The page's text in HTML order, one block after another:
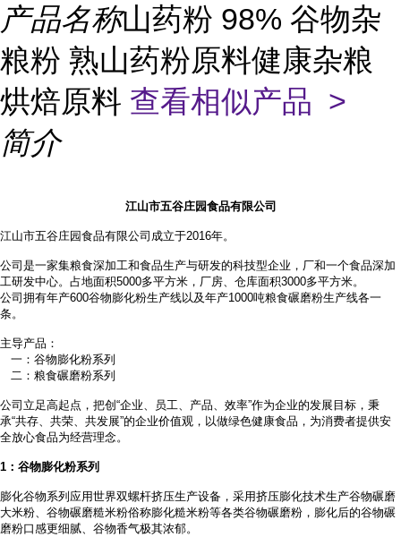
产品名称山药粉 98% 谷物杂
粮粉 熟山药粉原料健康杂粮
烘焙原料 查看相似产品 >
简介
江山市五谷庄园食品有限公司
江山市五谷庄园食品有限公司成立于2016年。
公司是一家集粮食深加工和食品生产与研发的科技型企业，厂和一个食品深加
工研发中心。占地面积5000多平方米，厂房、仓库面积3000多平方米。
公司拥有年产600谷物膨化粉生产线以及年产1000吨粮食碾磨粉生产线各一
条。
主导产品：
一：谷物膨化粉系列
二：粮食碾磨粉系列
公司立足高起点，把创 “企业、员工、产品、效率”作为企业的发展目标，秉
承“共存、共荣、共发展”的企业价值观，以做绿色健康食品，为消费者提供安
全放心食品为经营理念。
1 ：谷物膨化粉系列
膨化谷物系列应用世界双螺杆挤压生产设备，采用挤压膨化技术生产谷物碾磨
大米粉、谷物碾磨糙米粉俗称膨化糙米粉等各类谷物碾磨粉，膨化后的谷物碾
磨粉口感更细腻、谷物香气极其浓郁。